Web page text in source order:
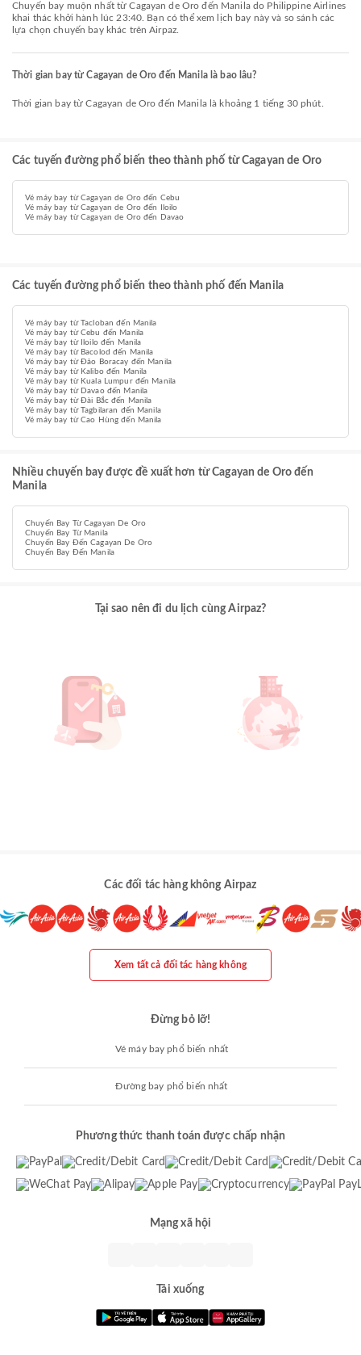
Chuyến bay muộn nhất từ Cagayan de Oro đến Manila do Philippine Airlines
khai thác khởi hành lúc 23:40. Bạn có thể xem lịch bay này và so sánh các
lựa chọn chuyến bay khác trên Airpaz.
Thời gian bay từ Cagayan de Oro đến Manila là bao lâu?
Thời gian bay từ Cagayan de Oro đến Manila là khoảng 1 tiếng 30 phút.
Các tuyến đường phổ biến theo thành phố từ Cagayan de Oro
Vé máy bay từ Cagayan de Oro đến Cebu
Vé máy bay từ Cagayan de Oro đến Iloilo
Vé máy bay từ Cagayan de Oro đến Davao
Các tuyến đường phổ biến theo thành phố đến Manila
Vé máy bay từ Tacloban đến Manila
Vé máy bay từ Cebu đến Manila
Vé máy bay từ Iloilo đến Manila
Vé máy bay từ Bacolod đến Manila
Vé máy bay từ Đảo Boracay đến Manila
Vé máy bay từ Kalibo đến Manila
Vé máy bay từ Kuala Lumpur đến Manila
Vé máy bay từ Davao đến Manila
Vé máy bay từ Đài Bắc đến Manila
Vé máy bay từ Tagbilaran đến Manila
Vé máy bay từ Cao Hùng đến Manila
Nhiều chuyến bay được đề xuất hơn từ Cagayan de Oro đến
Manila
Chuyến Bay Từ Cagayan De Oro
Chuyến Bay Từ Manila
Chuyến Bay Đến Cagayan De Oro
Chuyến Bay Đến Manila
Tại sao nên đi du lịch cùng Airpaz?
Các đối tác hàng không Airpaz
Xem tất cả đối tác hàng không
Đừng bỏ lỡ!
Vé máy bay phổ biến nhất
Đường bay phổ biến nhất
Phương thức thanh toán được chấp nhận
Mạng xã hội
Tải xuống